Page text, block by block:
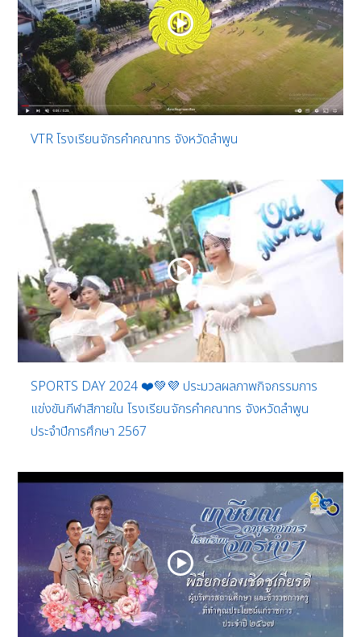
VTR โรงเรียนจักรคำคณาทร จังหวัดลำพูน
SPORTS DAY 2024 ❤️💚💜 ประมวลผลภาพกิจกรรมการ
แข่งขันกีฬาสีภายใน โรงเรียนจักรคำคณาทร จังหวัดลำพูน
ประจำปีการศึกษา 2567